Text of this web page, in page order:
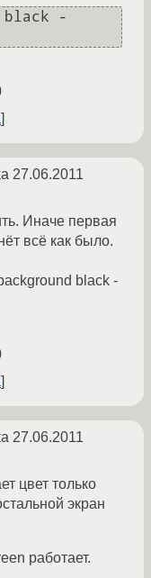
black -
27.06.2011
Иначе первая
всё как было.
black -
27.06.2011
цвет только
экран
работает.